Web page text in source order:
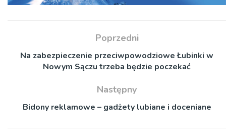
Poprzedni
Na zabezpieczenie przeciwpowodziowe Łubinki w
Nowym Sączu trzeba będzie poczekać
Następny
Bidony reklamowe – gadżety lubiane i doceniane